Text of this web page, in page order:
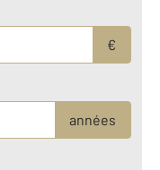
€
années